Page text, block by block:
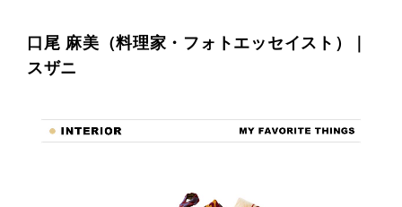
報
口尾 麻美（料理家・フォトエッセイスト）｜
スザニ